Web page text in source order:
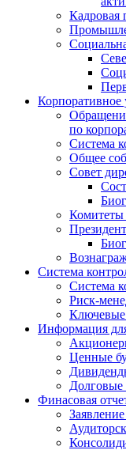
Кадровая
Корпоративное
по
Система
Общее
Совет
Комитеты
Система
Система
Риск-
Ключевые
Информация
Ценные
Долговые
Финасовая